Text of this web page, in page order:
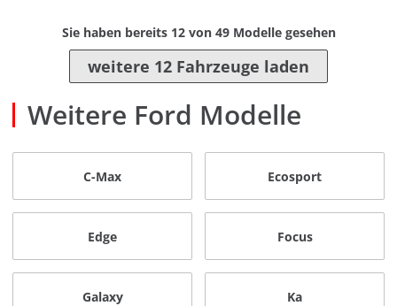
Sie haben bereits 12von 49Modelle gesehen
weitere 12 Fahrzeuge laden
Weitere Ford Modelle
C-Max Ecosport
Edge Focus
Galaxy Ka